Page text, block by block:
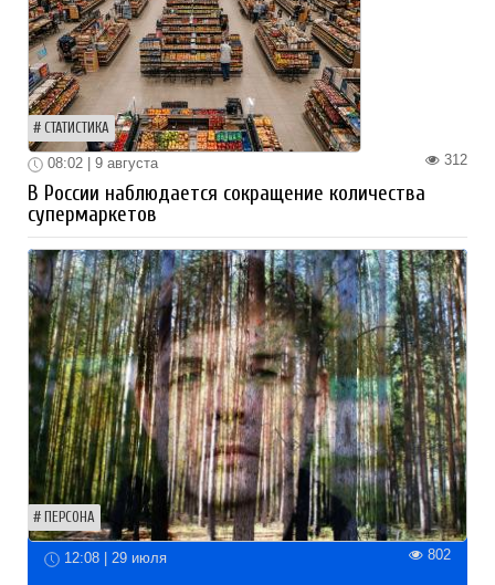
СТАТИСТИКА
312
08:02 | 9 августа
В России наблюдается сокращение количества
супермаркетов
ПЕРСОНА
12:08 | 29 июля 802